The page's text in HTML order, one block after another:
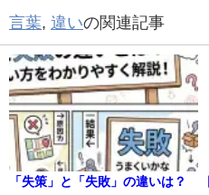
言葉, 違いの関連記事
「失策」と「失敗」の違いは？